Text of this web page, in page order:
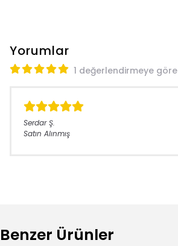
Yorumlar
1 değerlendirmeye göre
Serdar Ş.
Satın Alınmış
Benzer Ürünler